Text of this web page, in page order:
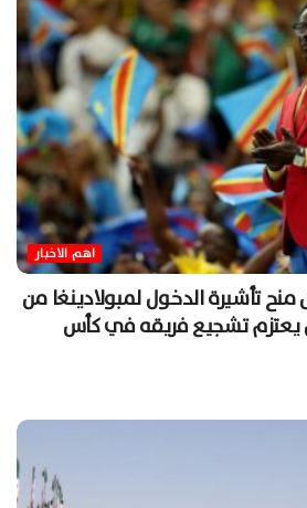
اهم الاخبار
منح تأشيرة الدخول لمبولادينغا من
يعتزم تشجيع فريقه في كأس